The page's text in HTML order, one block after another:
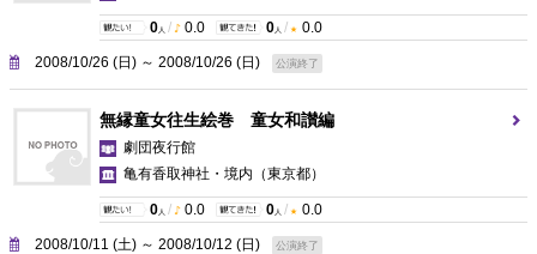
0 人 / 0.0 0 人 / 0.0
2008/10/26 (日) ～ 2008/10/26 (日) 公演終了
無縁童女往生絵巻 童女和讃編
劇団夜行館
亀有香取神社・境内 （東京都）
0 人 / 0.0 0 人 / 0.0
2008/10/11 (土) ～ 2008/10/12 (日) 公演終了